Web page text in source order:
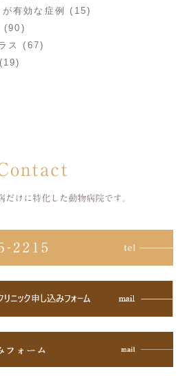
有効な症例 (15)
(90)
ス (67)
だけに特化した 動物病院です。